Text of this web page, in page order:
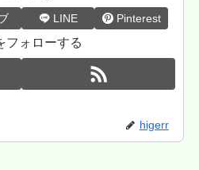
LINE Pinterest
フォローする
higerr